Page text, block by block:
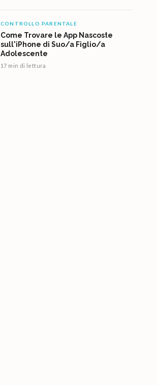
CONTROLLO PARENTALE
Come Trovare le App Nascoste
sull'iPhone di Suo/a Figlio/a
Adolescente
17 min di lettura